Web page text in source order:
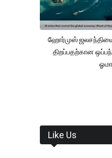
ஹோர்முஸ்
திறப்பதற்கான
Like Us